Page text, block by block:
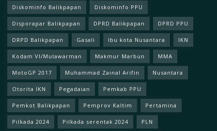
Diskominfo Balikpapan Diskominfo PPU
Disporapar Balikpapan DPRD Balikpapan DPRD PPU
DRPD Balikpapan Gasali Ibu kota Nusantara IKN
Kodam Vl/Mulawarman Makmur Marbun MMA
MotoGP 2017 Muhammad Zainal Arifin Nusantara
Otorita IKN Pegadaian Pemkab PPU
Pemkot Balikpapan Pemprov Kaltim Pertamina
Pilkada 2024 Pilkada serentak 2024 PLN